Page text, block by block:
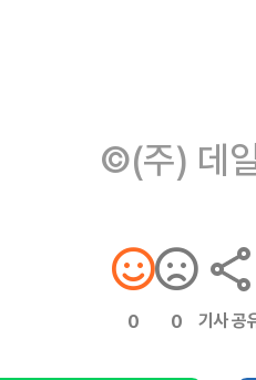
©(주) 데
0 0 기사 공